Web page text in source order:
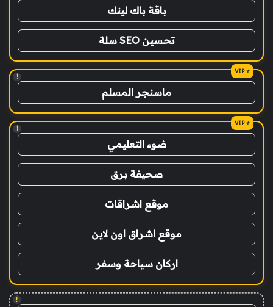
باقة باك لينك
تحسين SEO سلة
!
ماسنجر المسلم
!
ضوء التعليمي
صحيفة برق
موقع اشراقات
موقع اشراق اون لاين
اركان سياحة وسفر
!